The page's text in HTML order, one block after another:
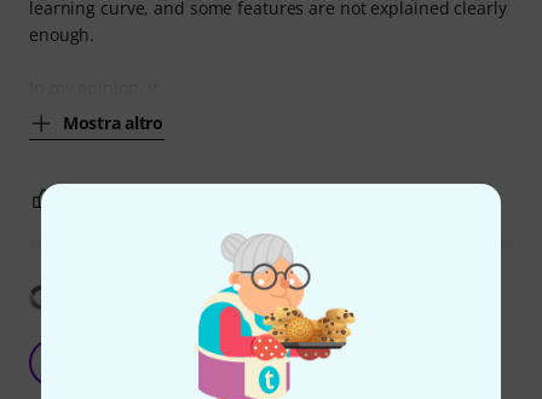
learning curve, and some features are not explained clearly
enough.
Mostra altro
Mostra traduzione
Great Sound
Karlos2904 30.12.2023